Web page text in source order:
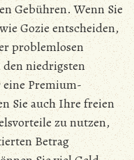
Gebühren. Wenn Sie
Gozie entscheiden,
problemlosen
den niedrigsten
Premium-
Sie auch Ihre freien
zu nutzen,
Betrag